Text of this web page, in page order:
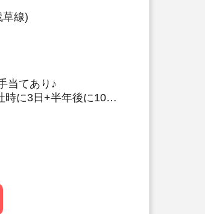
草線)
当てあり♪
に3日+半年後に10日
法人です！
などを取り入れた、
う保育を行っていま